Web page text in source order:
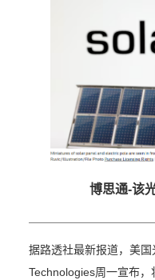
博思通-该
据路透社最新报道，美
Technologies周一宣布